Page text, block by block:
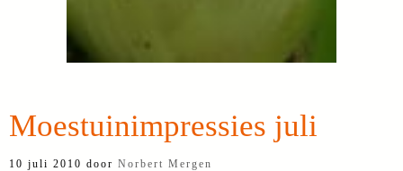
Moestuinimpressies juli
10 juli 2010 door Norbert Mergen